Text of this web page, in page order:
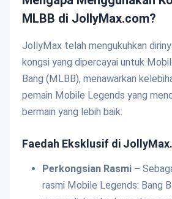
MLBB di JollyMax.com?
JollyMax telah mengukuhkan
kongsi yang dipercayai untuk
Bang (MLBB), menawarkan
pemain Mobile Legends yang
bermain yang lebih baik:
Faedah Eksklusif di
Perkongsian Rasmi –
rasmi Mobile Legends: Bang